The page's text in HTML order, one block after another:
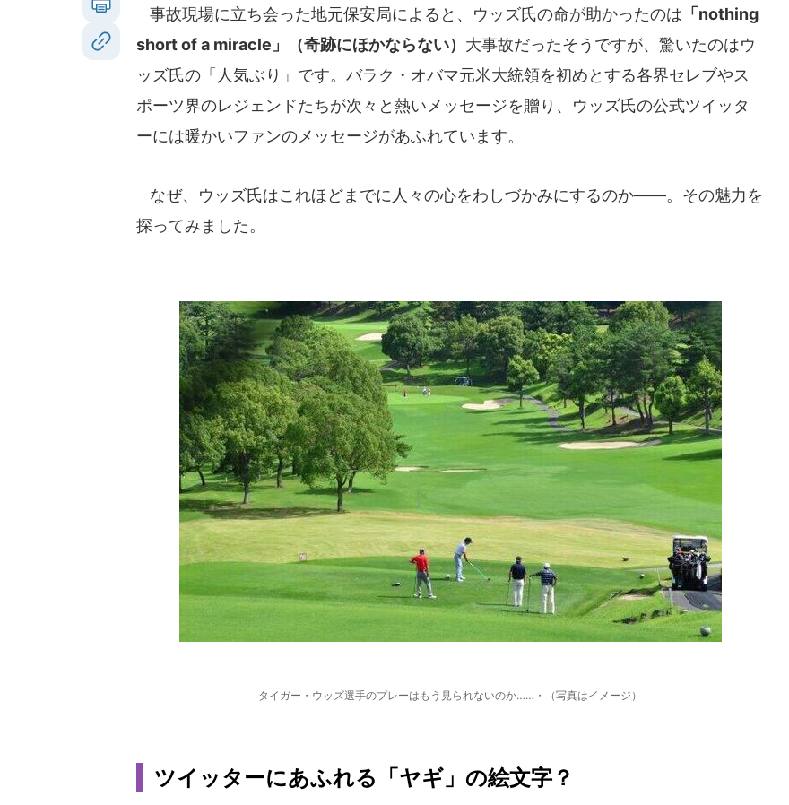
事故現場に立ち会った地元保安局によると、ウッズ氏の命が助かったのは 「nothing
short of a miracle」（奇跡にほかならない） 大事故だったそうですが、驚いたのはウ
ッズ氏の「人気ぶり」です。バラク・オバマ元米大統領を初めとする各界セレブやス
ポーツ界のレジェンドたちが次々と熱いメッセージを贈り、ウッズ氏の公式ツイッタ
ーには暖かいファンのメッセージがあふれています。
なぜ、ウッズ氏はこれほどまでに人々の心をわしづかみにするのか――。その魅力を
探ってみました。
タイガー・ウッズ選手のプレーはもう見られないのか……・（写真はイメージ）
ツイッターにあふれる「ヤギ」の絵文字？